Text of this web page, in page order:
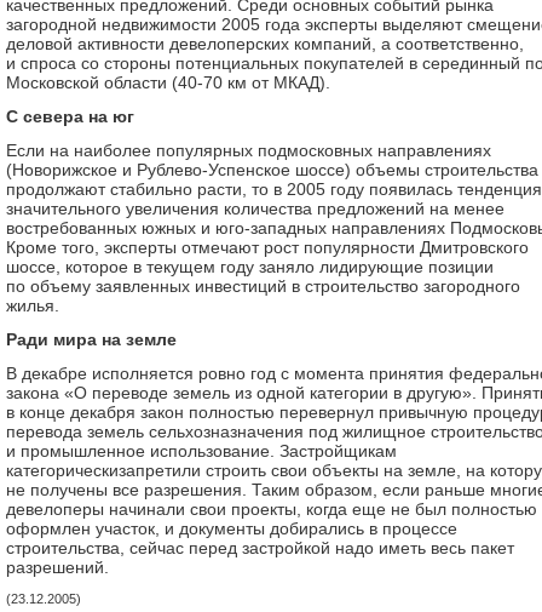
качественных предложений. Среди основных событий рынка
загородной недвижимости 2005 года эксперты выделяют
деловой активности девелоперских компаний, а соответственно,
и спроса со стороны потенциальных покупателей в серединный
Московской области (40-70 км от МКАД).
С севера на юг
Если на наиболее популярных подмосковных направлениях
(Новорижское и Рублево-Успенское шоссе) объемы строительства
продолжают стабильно расти, то в 2005 году появилась тенденция
значительного увеличения количества предложений на менее
востребованных южных и юго-западных направлениях
Кроме того, эксперты отмечают рост популярности Дмитровского
шоссе, которое в текущем году заняло лидирующие позиции
по объему заявленных инвестиций в строительство загородного
жилья.
Ради мира на земле
В декабре исполняется ровно год с момента принятия
закона «О переводе земель из одной категории в другую».
в конце декабря закон полностью перевернул привычную
перевода земель сельхозназначения под жилищное
и промышленное использование. Застройщикам
категорическизапретили строить свои объекты на земле, на
не получены все разрешения. Таким образом, если раньше
девелоперы начинали свои проекты, когда еще не был полностью
оформлен участок, и документы добирались в процессе
строительства, сейчас перед застройкой надо иметь весь пакет
разрешений.
(23.12.2005)